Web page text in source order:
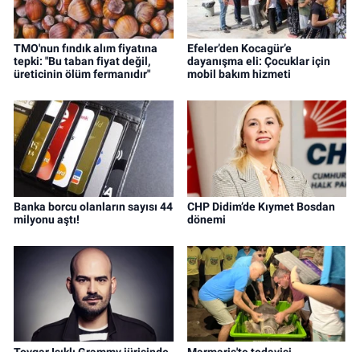
TMO'nun fındık alım fiyatına
tepki: "Bu taban fiyat değil,
üreticinin ölüm fermanıdır"
Efeler’den Kocagür’e
dayanışma eli: Çocuklar için
mobil bakım hizmeti
Banka borcu olanların sayısı 44
milyonu aştı!
CHP Didim’de Kıymet Bosdan
dönemi